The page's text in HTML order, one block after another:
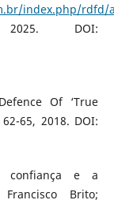
index.php/rdfd/
DOI:
Of ‘True
65, 2018. DOI:
confiança e a
Brito;